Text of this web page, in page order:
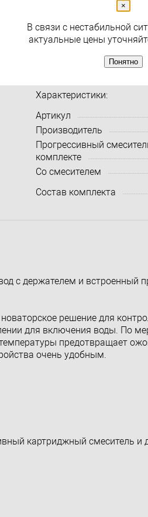
( 1 )
Гигиенические
Характеристики:
Артикул
Производитель
Прогрессивный
комплекте
Со смесителем
Состав комплекта
с держателем и встроенный
решение для
для включения воды. По
предотвращает
очень удобным.
картриджный смеситель
×
В связи с нестабильной
актуальные цены
Понятно